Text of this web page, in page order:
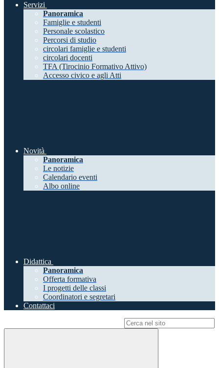
Servizi
Panoramica
Famiglie e studenti
Personale scolastico
Percorsi di studio
circolari famiglie e studenti
circolari docenti
TFA (Tirocinio Formativo Attivo)
Accesso civico e agli Atti
Novità
Panoramica
Le notizie
Calendario eventi
Albo online
Didattica
Panoramica
Offerta formativa
I progetti delle classi
Coordinatori e segretari
Contattaci